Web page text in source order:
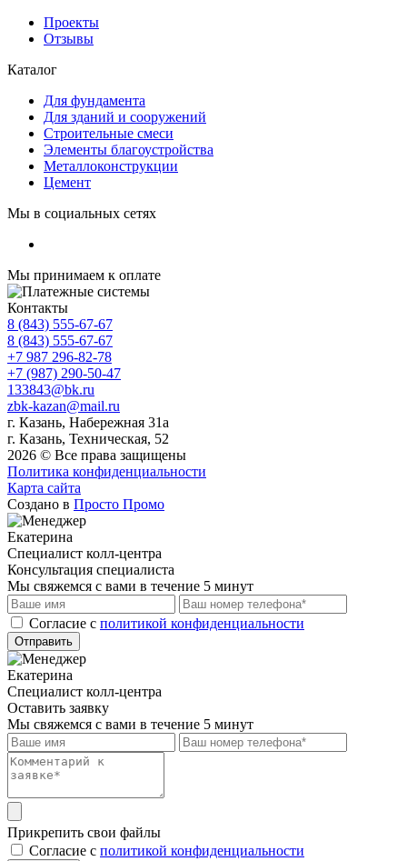
Проекты
Отзывы
Каталог
Для фундамента
Для зданий и сооружений
Строительные смеси
Элементы благоустройства
Металлоконструкции
Цемент
Мы в социальных сетях
Мы принимаем к оплате
Контакты
8 (843) 555-67-67
8 (843) 555-67-67
+7 987 296-82-78
+7 (987) 290-50-47
133843@bk.ru
zbk-kazan@mail.ru
г. Казань, Набережная 31а
г. Казань, Техническая, 52
2026 © Все права защищены
Политика конфиденциальности
Карта сайта
Создано в Просто Промо
Екатерина
Специалист колл-центра
Консультация специалиста
Мы свяжемся с вами в течение 5 минут
Cогласие с политикой конфиденциальности
Отправить
Екатерина
Специалист колл-центра
Оставить заявку
Мы свяжемся с вами в течение 5 минут
Прикрепить свои файлы
Cогласие с политикой конфиденциальности